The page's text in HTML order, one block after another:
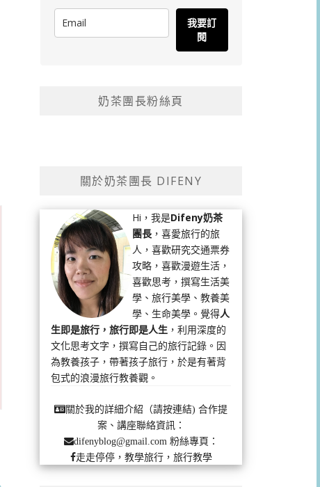
我要訂
閱
奶茶團長粉絲頁
關於奶茶團長 DIFENY
Hi，我是Difeny奶茶
團長 ，喜愛旅行的旅
人，喜歡研究交通票券
攻略，喜歡漫遊生活，
喜歡思考，撰寫生活美
學、旅行美學、教養美
學、生命美學。覺得人
生即是旅行，旅行即是人生 ，利用深度的
文化思考文字，撰寫自己的旅行記錄。因
為教養孩子，帶著孩子旅行，於是有著背
包式的浪漫旅行教養觀。
關於我的詳細介紹（請按連結) 合作提
案、講座聯絡資訊：
difenyblog@gmail.com粉絲專頁：
走走停停，教學旅行，旅行教學